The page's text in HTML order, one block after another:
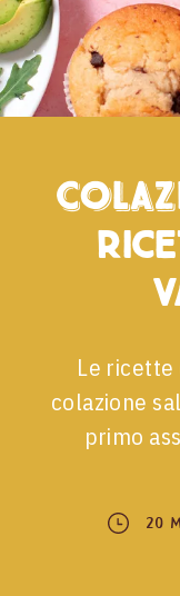
Le ricette
colazione
primo
20